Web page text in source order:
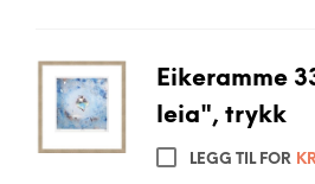
Eikeramme
leia", trykk
LEGG TIL FOR